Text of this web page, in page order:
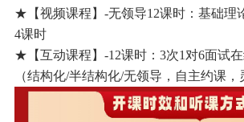
★【视频课程】-无领导12课时：基础理
4课时
★【互动课程】-12课时：3次1对6面试
（结构化/半结构化/无领导，自主约课，